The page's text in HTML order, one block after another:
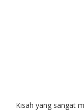
Kisah yang sangat